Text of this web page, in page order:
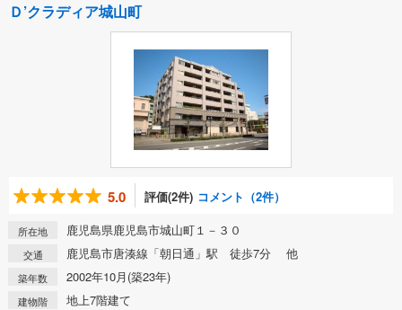
Ｄ’クラディア城山町
5.0 評価(2件) コメント（2件）
所在地 鹿児島県鹿児島市城山町１－３０
交通 鹿児島市唐湊線「朝日通」駅 徒歩7分 他
築年数 2002年10月(築23年)
建物階 地上7階建て